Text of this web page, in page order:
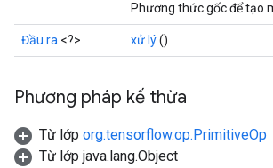
Phương thức gốc để tạo
Đầu ra <?> xử lý()
Phương pháp kế thừa
Từ lớp org.tensorflow.op.PrimitiveOp
Từ lớp java.lang.Object